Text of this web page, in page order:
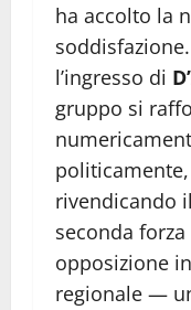
ha accolto la
l’ingresso di
gruppo si
politicamente,
rivendicando
seconda forza
opposizione
regionale —